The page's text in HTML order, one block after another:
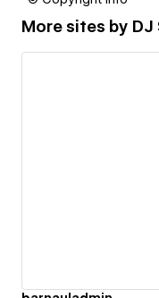
More sites by DJ